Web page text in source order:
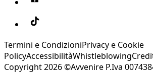
Termini e CondizioniPrivacy e Cookie
PolicyAccessibilitàWhistleblowing
Copyright 2026 ©Avvenire P.Iva